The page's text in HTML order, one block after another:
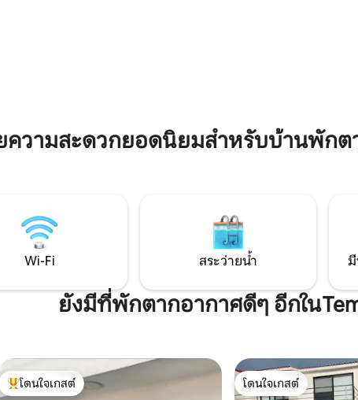
ความสะดวกยอดนิยมสำหรับบ้านพักต
Wi-Fi สระว่ายน้ำ
ยังมีที่พักตากอากาศดีๆ อีกใน
โดนใจเกสต์ที่สุด
โดนใจเกสต์
โดนใจเกสต์
โดนใจเกสต์